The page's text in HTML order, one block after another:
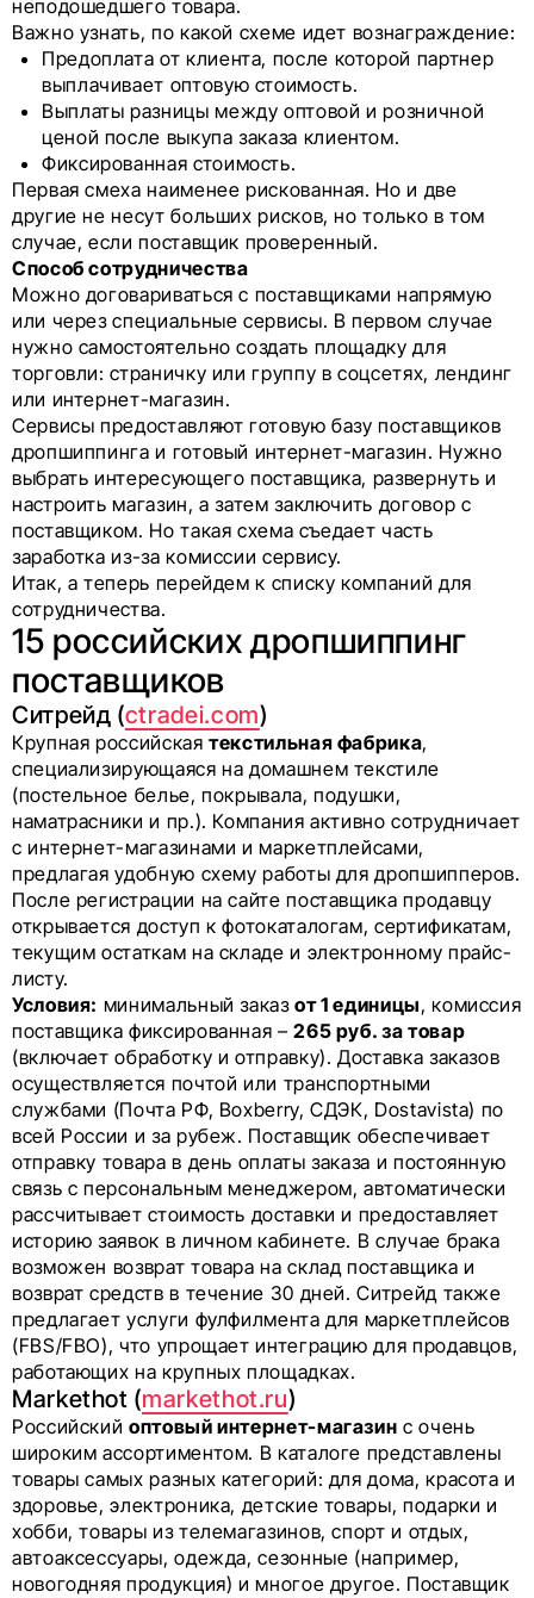
неподошедшего товара.
Важно узнать, по какой схеме идет вознаграждение:
Предоплата от клиента, после которой партнер
выплачивает оптовую стоимость.
Выплаты разницы между оптовой и розничной
ценой после выкупа заказа клиентом.
Фиксированная стоимость.
Первая смеха наименее рискованная. Но и две
другие не несут больших рисков, но только в том
случае, если поставщик проверенный.
Способ сотрудничества
Можно договариваться с поставщиками напрямую
или через специальные сервисы. В первом случае
нужно самостоятельно создать площадку для
торговли: страничку или группу в соцсетях, лендинг
или интернет-магазин.
Сервисы предоставляют готовую базу поставщиков
дропшиппинга и готовый интернет-магазин. Нужно
выбрать интересующего поставщика, развернуть и
настроить магазин, а затем заключить договор с
поставщиком. Но такая схема съедает часть
заработка из-за комиссии сервису.
Итак, а теперь перейдем к списку компаний для
сотрудничества.
15 российских дропшиппинг
поставщиков
Ситрейд (ctradei.com)
Крупная российскаятекстильная фабрика,
специализирующаяся на домашнем текстиле
(постельное белье, покрывала, подушки,
наматрасники и пр.). Компания активно сотрудничает
с интернет-магазинами и маркетплейсами,
предлагая удобную схему работы для дропшипперов.
После регистрации на сайте поставщика продавцу
открывается доступ к фотокаталогам, сертификатам,
текущим остаткам на складе и электронному прайс-
листу.
Условия: минимальный заказот 1 единицы, комиссия
поставщика фиксированная –265 руб. за товар
(включает обработку и отправку). Доставка заказов
осуществляется почтой или транспортными
службами (Почта РФ, Boxberry, СДЭК, Dostavista) по
всей России и за рубеж. Поставщик обеспечивает
отправку товара в день оплаты заказа и постоянную
связь с персональным менеджером, автоматически
рассчитывает стоимость доставки и предоставляет
историю заявок в личном кабинете. В случае брака
возможен возврат товара на склад поставщика и
возврат средств в течение 30 дней. Ситрейд также
предлагает услуги фулфилмента для маркетплейсов
(FBS/FBO), что упрощает интеграцию для продавцов,
работающих на крупных площадках.
Markethot (markethot.ru)
Российскийоптовый интернет-магазин с очень
широким ассортиментом. В каталоге представлены
товары самых разных категорий: для дома, красота и
здоровье, электроника, детские товары, подарки и
хобби, товары из телемагазинов, спорт и отдых,
автоаксессуары, одежда, сезонные (например,
новогодняя продукция) и многое другое. Поставщик